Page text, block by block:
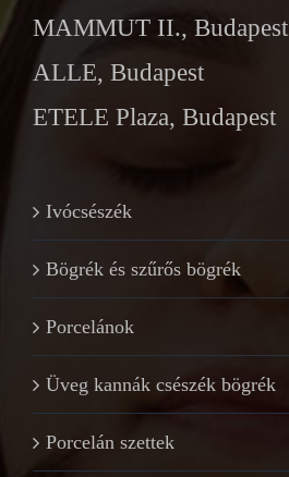
MAMMUT II., Budapest
ALLE, Budapest
ETELE Plaza, Budapest
Ivócsészék
Bögrék és szűrős bögrék
Porcelánok
Üveg kannák csészék bögrék
Porcelán szettek